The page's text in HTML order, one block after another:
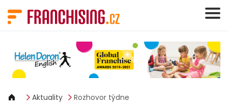
Aktuality Rozhovor týdne